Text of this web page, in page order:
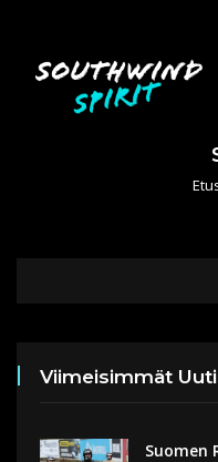
Viimeisimmät
Suomen